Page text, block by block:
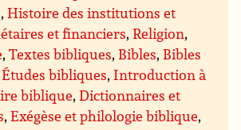
,Histoire des institutions et
et financiers,Religion,
,Textes bibliques, Bibles, Bibles
Études bibliques, Introduction à
biblique,Dictionnaires et
,Exégèse et philologie biblique,